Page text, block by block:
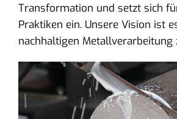
Transformation und setzt sich
Praktiken ein. Unsere Vision ist
nachhaltigen Metallverarbeitung